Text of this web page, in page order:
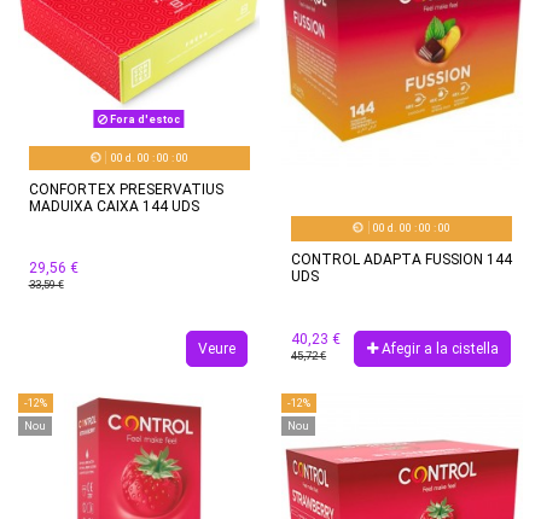
Fora d'estoc
00 d. 00 :00 :00
CONFORTEX PRESERVATIUS
MADUIXA CAIXA 144 UDS
29,56 €
33,59 €
Veure
00 d. 00 :00 :00
CONTROL ADAPTA FUSSION 144
UDS
40,23 €
45,72 € Afegir a la cistella
-12%
Nou
-12%
Nou